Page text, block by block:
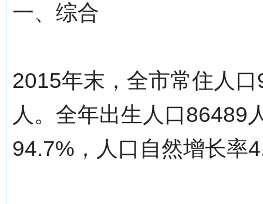
一、综合
2015年末，全市常住人
人。全年出生人口86489
94.7%，人口自然增长